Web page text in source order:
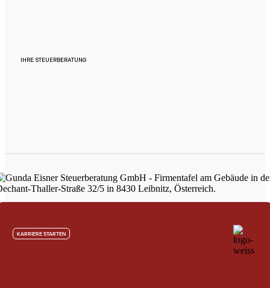
IHRE STEUERBERATUNG
KARRIERE STARTEN